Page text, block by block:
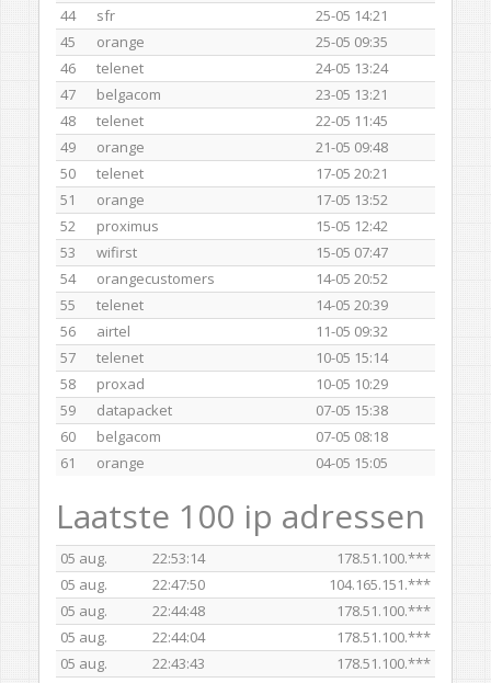
44
sfr
25-05 14:21
45
orange
25-05 09:35
46
telenet
24-05 13:24
47
belgacom
23-05 13:21
48
telenet
22-05 11:45
49
orange
21-05 09:48
50
telenet
17-05 20:21
51
orange
17-05 13:52
52
proximus
15-05 12:42
53
wifirst
15-05 07:47
54
orangecustomers
14-05 20:52
55
telenet
14-05 20:39
56
airtel
11-05 09:32
57
telenet
10-05 15:14
58
proxad
10-05 10:29
59
datapacket
07-05 15:38
60
belgacom
07-05 08:18
61
orange 04-05 15:05
Laatste 100 ip adressen
05 aug. 22:53:14
178.51.100.***
05 aug.
22:47:50
104.165.151.***
05 aug.
22:44:48
178.51.100.***
05 aug.
22:44:04
178.51.100.***
05 aug.
22:43:43
178.51.100.***